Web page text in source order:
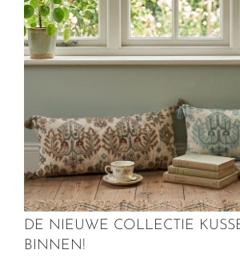
DE NIEUWE COLLECTIE
BINNEN!